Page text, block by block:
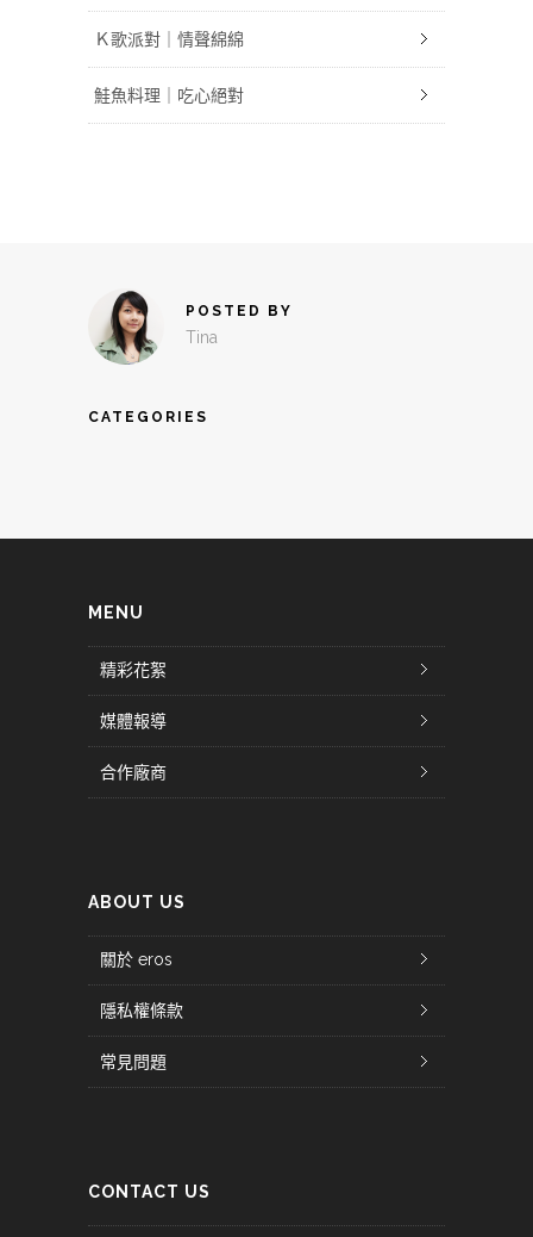
Ｋ歌派對｜情聲綿綿
鮭魚料理｜吃心絕對
POSTED BY
Tina
CATEGORIES
MENU
精彩花絮
媒體報導
合作廠商
ABOUT US
關於 eros
隱私權條款
常見問題
CONTACT US